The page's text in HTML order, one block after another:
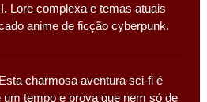
Lore complexa e temas atuais
anime de ficção cyberpunk.
charmosa aventura sci-fi é
um tempo e prova que nem só de